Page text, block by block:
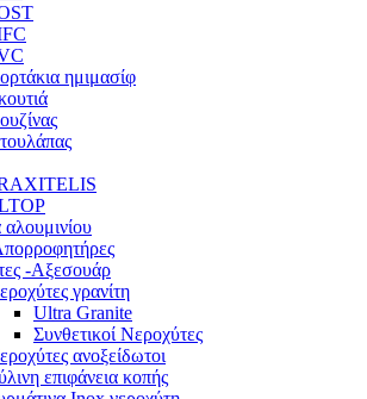
ημιμασίφ
-Αξεσουάρ
γρανίτη
Ultra Granite
Συνθετικοί Νεροχύτες
ανοξείδωτοι
επιφάνεια κοπής